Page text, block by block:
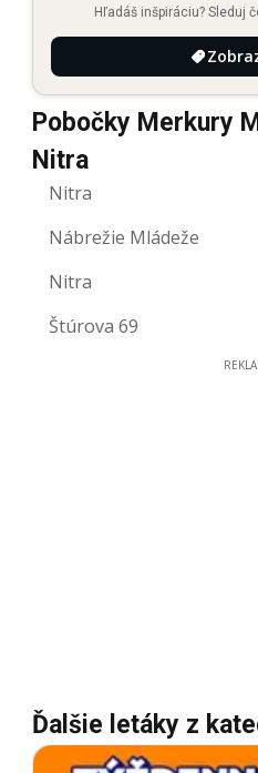
Hľadáš inšpiráciu? Sleduj
Pobočky Merkury
Nitra
Nitra
Nábrežie Mládeže
Nitra
Štúrova 69
Ďalšie letáky z